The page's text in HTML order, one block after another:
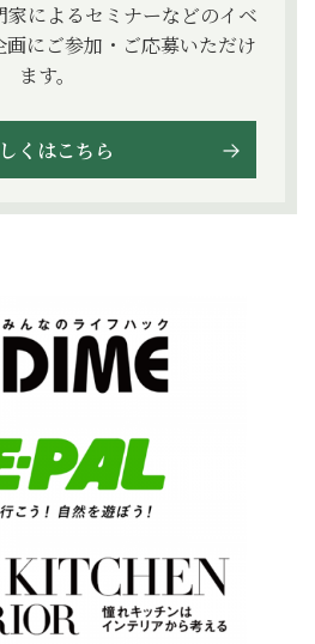
によるセミナーなどのイベ
画にご参加・ご応募いただけ
ます。
くはこちら